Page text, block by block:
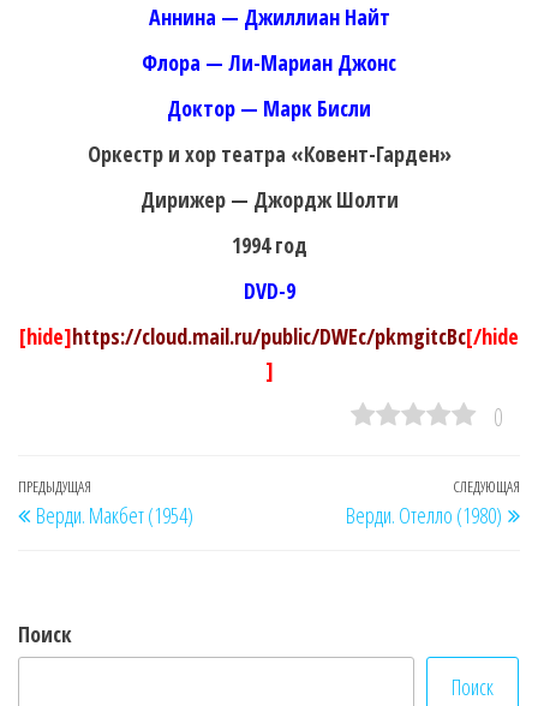
Аннина — Джиллиан Найт
Флора — Ли-Мариан Джонс
Доктор — Марк Бисли
Оркестр и хор театра «Ковент-Гарден»
Дирижер — Джордж Шолти
1994 год
DVD-9
[hide]https://cloud.mail.ru/public/DWEc/pkmgitcBc[/hide
]
0
Навигация
по
Предыдущая
запись
ПРЕДЫДУЩАЯ
Верди. Макбет (1954)
СЛЕДУЮЩАЯ
Верди. Отелло (1980)
Поиск
Поиск